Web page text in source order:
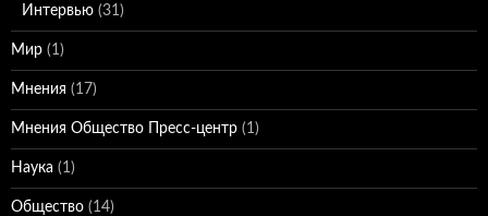
Интервью (31)
Мир (1)
Мнения (17)
Мнения Общество Пресс-центр (1)
Наука (1)
Общество (14)